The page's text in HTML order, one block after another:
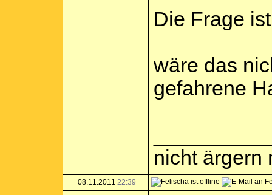
Die Frage
wäre das
gefahrene
nicht ärgern
08.11.2011 22:39